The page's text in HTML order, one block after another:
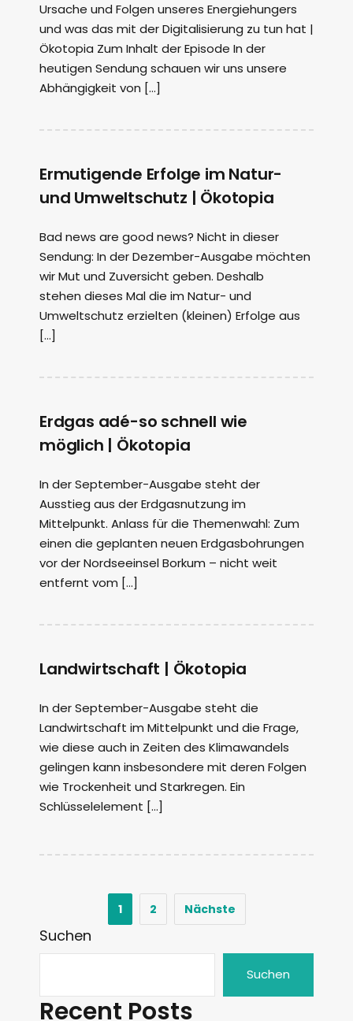
Ursache und Folgen unseres Energiehungers
und was das mit der Digitalisierung zu tun hat |
Ökotopia Zum Inhalt der Episode In der
heutigen Sendung schauen wir uns unsere
Abhängigkeit von […]
Ermutigende Erfolge im Natur-
und Umweltschutz | Ökotopia
Bad news are good news? Nicht in dieser
Sendung: In der Dezember-Ausgabe möchten
wir Mut und Zuversicht geben. Deshalb
stehen dieses Mal die im Natur- und
Umweltschutz erzielten (kleinen) Erfolge aus
[…]
Erdgas adé-so schnell wie
möglich | Ökotopia
In der September-Ausgabe steht der
Ausstieg aus der Erdgasnutzung im
Mittelpunkt. Anlass für die Themenwahl: Zum
einen die geplanten neuen Erdgasbohrungen
vor der Nordseeinsel Borkum – nicht weit
entfernt vom […]
Landwirtschaft | Ökotopia
In der September-Ausgabe steht die
Landwirtschaft im Mittelpunkt und die Frage,
wie diese auch in Zeiten des Klimawandels
gelingen kann insbesondere mit deren Folgen
wie Trockenheit und Starkregen. Ein
Schlüsselelement […]
1 2 Nächste
Suchen
Suchen
Recent Posts